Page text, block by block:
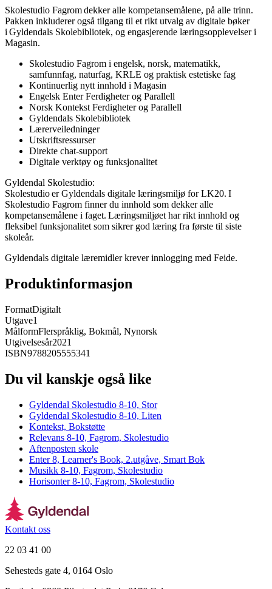
Skolestudio Fagrom dekker alle kompetansemålene, på alle trinn.
Pakken inkluderer også tilgang til et rikt utvalg av digitale bøker
i Gyldendals Skolebibliotek, og engasjerende læringsopplevelser i
Magasin.
Skolestudio Fagrom i engelsk, norsk, matematikk,
samfunnfag, naturfag, KRLE og praktisk estetiske fag
Kontinuerlig nytt innhold i Magasin
Engelsk Enter Ferdigheter og Parallell
Norsk Kontekst Ferdigheter og Parallell
Gyldendals Skolebibliotek
Lærerveiledninger
Utskriftsressurser
Direkte chat-support
Digitale verktøy og funksjonalitet
Gyldendal Skolestudio:
Skolestudio er Gyldendals digitale læringsmiljø for LK20. I
Skolestudio Fagrom finner du innhold som dekker alle
kompetansemålene i faget. Læringsmiljøet har rikt innhold og
fleksibel funksjonalitet som sikrer god læring fra første til siste
skoleår.
Gyldendals digitale læremidler krever innlogging med Feide.
Produktinformasjon
FormatDigitalt
Utgave1
MålformFlerspråklig, Bokmål, Nynorsk
Utgivelsesår2021
ISBN9788205555341
Du vil kanskje også like
Gyldendal Skolestudio 8-10, Stor
Gyldendal Skolestudio 8-10, Liten
Kontekst, Bokstøtte
Relevans 8-10, Fagrom, Skolestudio
Aftenposten skole
Enter 8, Learner's Book, 2.utgåve, Smart Bok
Musikk 8-10, Fagrom, Skolestudio
Horisonter 8-10, Fagrom, Skolestudio
Kontakt oss
22 03 41 00
Sehesteds gate 4, 0164 Oslo